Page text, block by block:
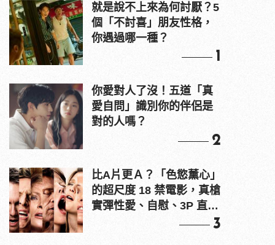
就是說不上來為何討厭？5
個「不討喜」朋友性格，
你遇過哪一種？
1
你愛對人了沒！五道「真
愛自問」識別你的伴侶是
對的人嗎？
2
比A片更Ａ？「色慾薰心」
的超尺度 18 禁電影，真槍
實彈性愛、自慰、3P 直接
3